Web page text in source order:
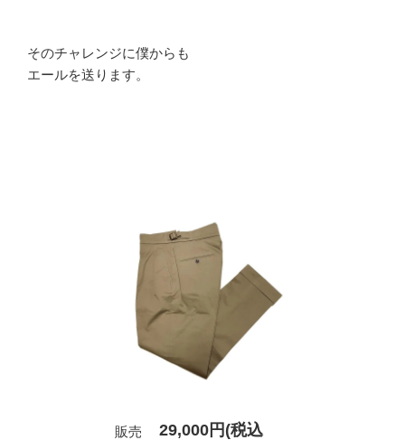
そのチャレンジに僕からも
エールを送ります。
販売
29,000円(税込